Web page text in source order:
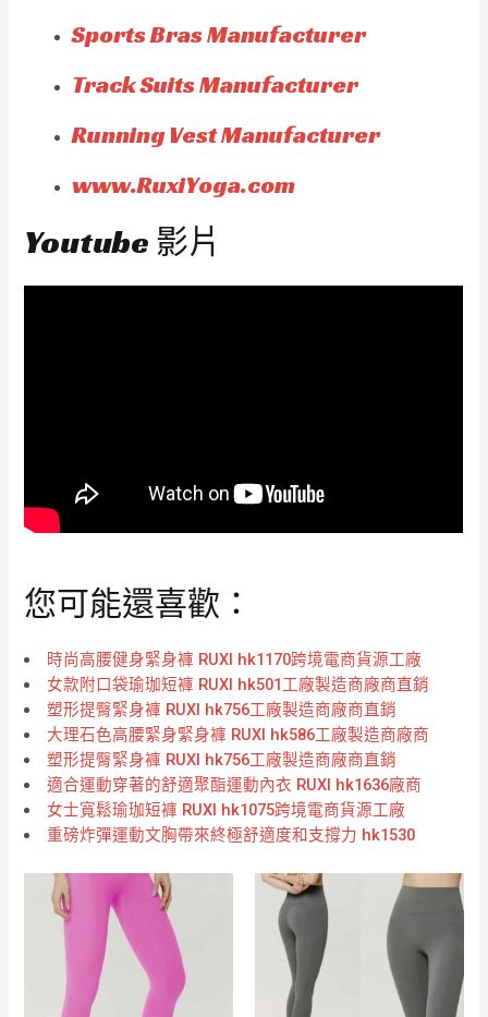
Sports Bras Manufacturer
Track Suits Manufacturer
Running Vest Manufacturer
www.RuxiYoga.com
Youtube 影片
您可能還喜歡：
時尚高腰健身緊身褲 RUXI hk1170跨境電商貨源工廠
女款附口袋瑜珈短褲 RUXI hk501工廠製造商廠商直銷
塑形提臀緊身褲 RUXI hk756工廠製造商廠商直銷
大理石色高腰緊身緊身褲 RUXI hk586工廠製造商廠商
塑形提臀緊身褲 RUXI hk756工廠製造商廠商直銷
適合運動穿著的舒適聚酯運動內衣 RUXI hk1636廠商
女士寬鬆瑜珈短褲 RUXI hk1075跨境電商貨源工廠
重磅炸彈運動文胸帶來終極舒適度和支撐力 hk1530